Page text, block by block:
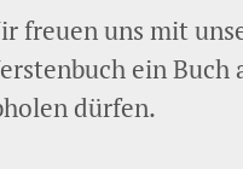
freuen uns mit
ein
dürfen.